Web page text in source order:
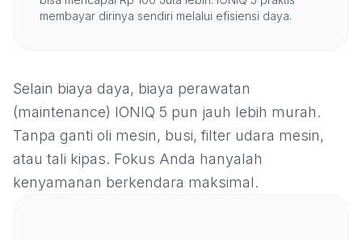
membayar dirinya sendiri melalui efisiensi daya.
Selain biaya daya, biaya perawatan
(maintenance) IONIQ 5 pun jauh lebih murah.
Tanpa ganti oli mesin, busi, filter udara mesin,
atau tali kipas. Fokus Anda hanyalah
kenyamanan berkendara maksimal.